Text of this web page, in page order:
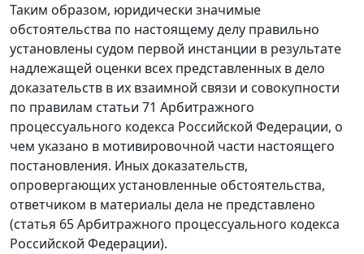
Таким образом, юридически значимые
обстоятельства по настоящему делу правильно
установлены судом первой инстанции в результате
надлежащей оценки всех представленных в дело
доказательств в их взаимной связи и совокупности
по правилам статьи 71 Арбитражного
процессуального кодекса Российской Федерации, о
чем указано в мотивировочной части настоящего
постановления. Иных доказательств,
опровергающих установленные обстоятельства,
ответчиком в материалы дела не представлено
(статья 65Арбитражного процессуального кодекса
Российской Федерации).